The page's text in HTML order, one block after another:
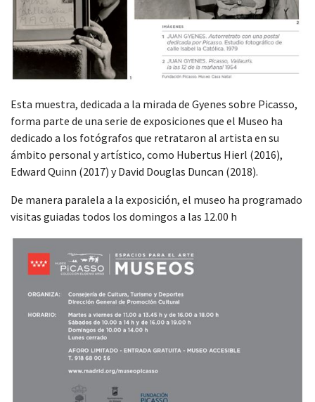
Esta muestra, dedicada a la mirada de Gyenes sobre Picasso,
forma parte de una serie de exposiciones que el Museo ha
dedicado a los fotógrafos que retrataron al artista en su
ámbito personal y artístico, como Hubertus Hierl (2016),
Edward Quinn (2017) y David Douglas Duncan (2018).
De manera paralela a la exposición, el museo ha programado
visitas guiadas todos los domingos a las 12.00 h